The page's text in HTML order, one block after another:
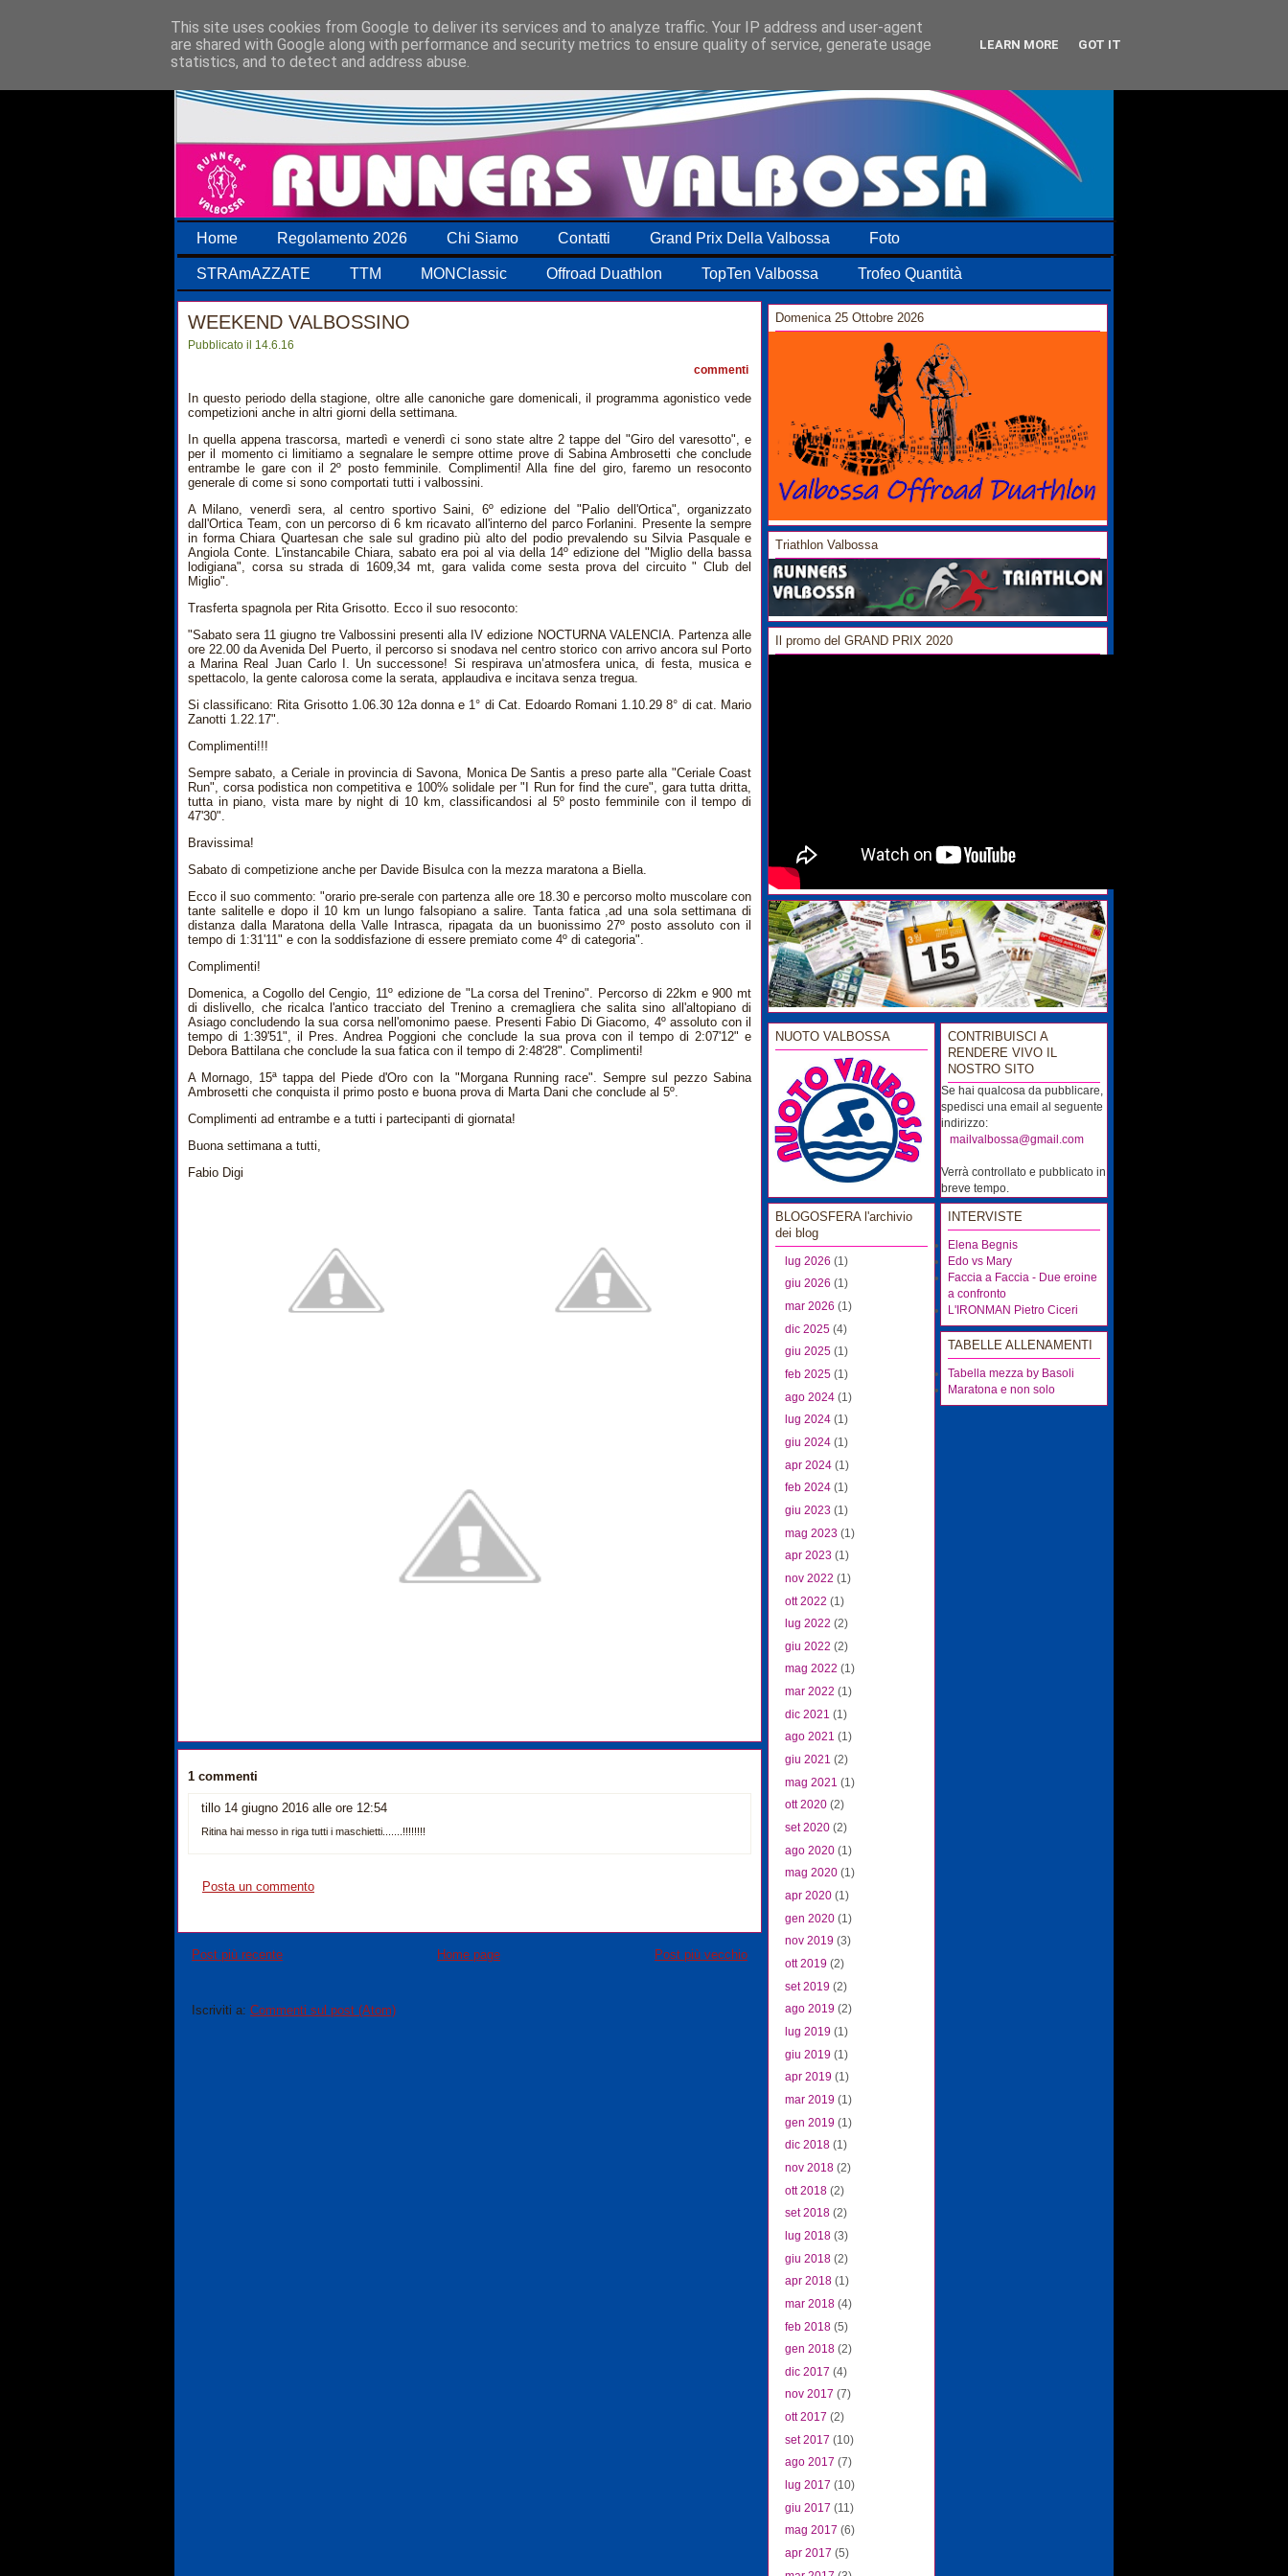
Home Regolamento 2026 Chi Siamo Contatti Grand Prix Della Valbossa Foto
STRAmAZZATE TTM MONClassic Offroad Duathlon TopTen Valbossa Trofeo Quantità
WEEKEND VALBOSSINO
Pubblicato il 14.6.16
commenti
In questo periodo della stagione, oltre alle canoniche gare domenicali, il programma agonistico vede
competizioni anche in altri giorni della settimana.
In quella appena trascorsa, martedì e venerdì ci sono state altre 2 tappe del "Giro del varesotto", e
per il momento ci limitiamo a segnalare le sempre ottime prove di Sabina Ambrosetti che conclude
entrambe le gare con il 2º posto femminile. Complimenti! Alla fine del giro, faremo un resoconto
generale di come si sono comportati tutti i valbossini.
A Milano, venerdì sera, al centro sportivo Saini, 6º edizione del "Palio dell'Ortica", organizzato
dall'Ortica Team, con un percorso di 6 km ricavato all'interno del parco Forlanini. Presente la sempre
in forma Chiara Quartesan che sale sul gradino più alto del podio prevalendo su Silvia Pasquale e
Angiola Conte. L'instancabile Chiara, sabato era poi al via della 14º edizione del "Miglio della bassa
lodigiana", corsa su strada di 1609,34 mt, gara valida come sesta prova del circuito " Club del
Miglio".
Trasferta spagnola per Rita Grisotto. Ecco il suo resoconto:
"Sabato sera 11 giugno tre Valbossini presenti alla IV edizione NOCTURNA VALENCIA. Partenza alle
ore 22.00 da Avenida Del Puerto, il percorso si snodava nel centro storico con arrivo ancora sul Porto
a Marina Real Juan Carlo I. Un successone! Si respirava un’atmosfera unica, di festa, musica e
spettacolo, la gente calorosa come la serata, applaudiva e incitava senza tregua.
Si classificano: Rita Grisotto 1.06.30 12a donna e 1° di Cat. Edoardo Romani 1.10.29 8° di cat. Mario
Zanotti 1.22.17".
Complimenti!!!
Sempre sabato, a Ceriale in provincia di Savona, Monica De Santis a preso parte alla "Ceriale Coast
Run", corsa podistica non competitiva e 100% solidale per "I Run for find the cure", gara tutta dritta,
tutta in piano, vista mare by night di 10 km, classificandosi al 5º posto femminile con il tempo di
47'30".
Bravissima!
Sabato di competizione anche per Davide Bisulca con la mezza maratona a Biella.
Ecco il suo commento: "orario pre-serale con partenza alle ore 18.30 e percorso molto muscolare con
tante salitelle e dopo il 10 km un lungo falsopiano a salire. Tanta fatica ,ad una sola settimana di
distanza dalla Maratona della Valle Intrasca, ripagata da un buonissimo 27º posto assoluto con il
tempo di 1:31'11" e con la soddisfazione di essere premiato come 4º di categoria".
Complimenti!
Domenica, a Cogollo del Cengio, 11º edizione de "La corsa del Trenino". Percorso di 22km e 900 mt
di dislivello, che ricalca l'antico tracciato del Trenino a cremagliera che salita sino all'altopiano di
Asiago concludendo la sua corsa nell'omonimo paese. Presenti Fabio Di Giacomo, 4º assoluto con il
tempo di 1:39'51", il Pres. Andrea Poggioni che conclude la sua prova con il tempo di 2:07'12" e
Debora Battilana che conclude la sua fatica con il tempo di 2:48'28". Complimenti!
A Mornago, 15ª tappa del Piede d'Oro con la "Morgana Running race". Sempre sul pezzo Sabina
Ambrosetti che conquista il primo posto e buona prova di Marta Dani che conclude al 5º.
Complimenti ad entrambe e a tutti i partecipanti di giornata!
Buona settimana a tutti,
Fabio Digi
1 commenti
tillo 14 giugno 2016 alle ore 12:54
Ritina hai messo in riga tutti i maschietti.......!!!!!!!!
Posta un commento
Post più recente Post più vecchio
Home page
Iscriviti a: Commenti sul post (Atom)
Domenica 25 Ottobre 2026
Triathlon Valbossa
Il promo del GRAND PRIX 2020
NUOTO VALBOSSA
BLOGOSFERA l'archivio
dei blog
lug 2026 (1)
giu 2026 (1)
mar 2026 (1)
dic 2025 (4)
giu 2025 (1)
feb 2025 (1)
ago 2024 (1)
lug 2024 (1)
giu 2024 (1)
apr 2024 (1)
feb 2024 (1)
giu 2023 (1)
mag 2023 (1)
apr 2023 (1)
nov 2022 (1)
ott 2022 (1)
lug 2022 (2)
giu 2022 (2)
mag 2022 (1)
mar 2022 (1)
dic 2021 (1)
ago 2021 (1)
giu 2021 (2)
mag 2021 (1)
ott 2020 (2)
set 2020 (2)
ago 2020 (1)
mag 2020 (1)
apr 2020 (1)
gen 2020 (1)
nov 2019 (3)
ott 2019 (2)
set 2019 (2)
ago 2019 (2)
lug 2019 (1)
giu 2019 (1)
apr 2019 (1)
mar 2019 (1)
gen 2019 (1)
dic 2018 (1)
nov 2018 (2)
ott 2018 (2)
set 2018 (2)
lug 2018 (3)
giu 2018 (2)
apr 2018 (1)
mar 2018 (4)
feb 2018 (5)
gen 2018 (2)
dic 2017 (4)
nov 2017 (7)
ott 2017 (2)
set 2017 (10)
ago 2017 (7)
lug 2017 (10)
giu 2017 (11)
mag 2017 (6)
apr 2017 (5)
CONTRIBUISCI A
RENDERE VIVO IL
NOSTRO SITO
Se hai qualcosa da pubblicare,
spedisci una email al seguente
indirizzo:
mailvalbossa@gmail.com
Verrà controllato e pubblicato in
breve tempo.
INTERVISTE
Elena Begnis
Edo vs Mary
Faccia a Faccia - Due eroine
a confronto
L'IRONMAN Pietro Ciceri
TABELLE ALLENAMENTI
Tabella mezza by Basoli
Maratona e non solo
This site uses cookies from Google to deliver its services and to analyze traffic. Your IP address and user-agent
are shared with Google along with performance and security metrics to ensure quality of service, generate usage
statistics, and to detect and address abuse.
LEARN MORE GOT IT